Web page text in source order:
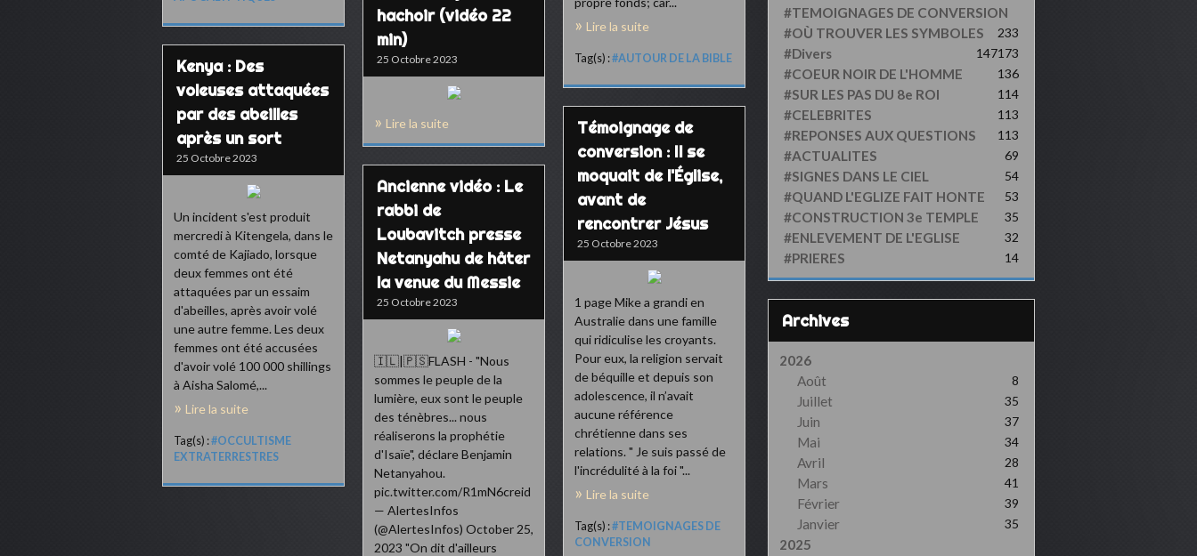
Lire la suite
Tag(s) :#AUTOUR DE LA BIBLE
hachoir (vidéo 22
min)
25 Octobre 2023
Lire la suite
Kenya : Des
voleuses attaquées
par des abeilles
après un sort
25 Octobre 2023
Un incident s'est produit
mercredi à Kitengela, dans le
comté de Kajiado, lorsque
deux femmes ont été
attaquées par un essaim
d'abeilles, après avoir volé
une autre femme. Les deux
femmes ont été accusées
d'avoir volé 100 000 shillings
à Aisha Salomé,...
Lire la suite
Tag(s) :#OCCULTISME
EXTRATERRESTRES
Témoignage de
conversion : Il se
moquait de l'Église,
avant de
rencontrer Jésus
25 Octobre 2023
1 page Mike a grandi en
Australie dans une famille
qui ridiculise les croyants.
Pour eux, la religion servait
de béquille et depuis son
adolescence, il n’avait
aucune référence
chrétienne dans ses
relations. " Je suis passé de
l'incrédulité à la foi "...
Lire la suite
Tag(s) :#TEMOIGNAGES DE
CONVERSION
Ancienne vidéo : Le
rabbi de
Loubavitch presse
Netanyahu de hâter
la venue du Messie
25 Octobre 2023
🇮🇱|🇵🇸FLASH - "Nous
sommes le peuple de la
lumière, eux sont le peuple
des ténèbres... nous
réaliserons la prophétie
d'Isaïe", déclare Benjamin
Netanyahou.
pic.twitter.com/R1mN6creid
— AlertesInfos
(@AlertesInfos) October 25,
2023 "On dit d'ailleurs
#TEMOIGNAGES DE CONVERSION
233
#OÙ TROUVER LES SYMBOLES
173
#Divers 147
#COEUR NOIR DE L'HOMME 136
#SUR LES PAS DU 8e ROI 114
#CELEBRITES 113
#REPONSES AUX QUESTIONS 113
#ACTUALITES 69
#SIGNES DANS LE CIEL 54
#QUAND L'EGLIZE FAIT HONTE 53
#CONSTRUCTION 3e TEMPLE 35
#ENLEVEMENT DE L'EGLISE 32
#PRIERES 14
Archives
2026
Août
8
Juillet 35
Juin 37
Mai 34
Avril 28
Mars 41
Février 39
Janvier 35
2025